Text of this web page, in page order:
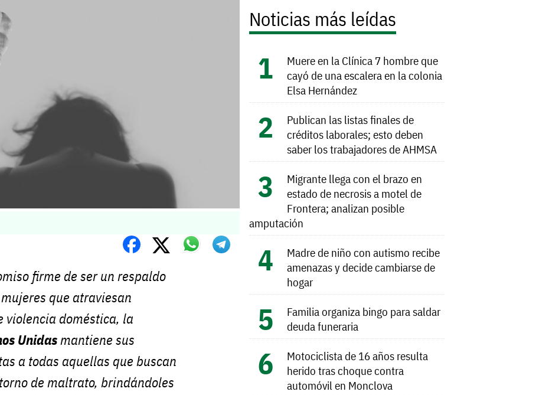
firme de ser un respaldo
que atraviesan
violencia doméstica, la
Unidasmantiene sus
a todas aquellas que buscan
de maltrato, brindándoles
Noticias más leídas
Muere en la Clínica 7 hombre que
cayó de una escalera en la colonia
Elsa Hernández
Publican las listas finales de
créditos laborales; esto deben
saber los trabajadores de AHMSA
Migrante llega con el brazo en
estado de necrosis a motel de
Frontera; analizan posible
amputación
Madre de niño con autismo recibe
amenazas y decide cambiarse de
hogar
Familia organiza bingo para saldar
deuda funeraria
Motociclista de 16 años resulta
herido tras choque contra
automóvil en Monclova